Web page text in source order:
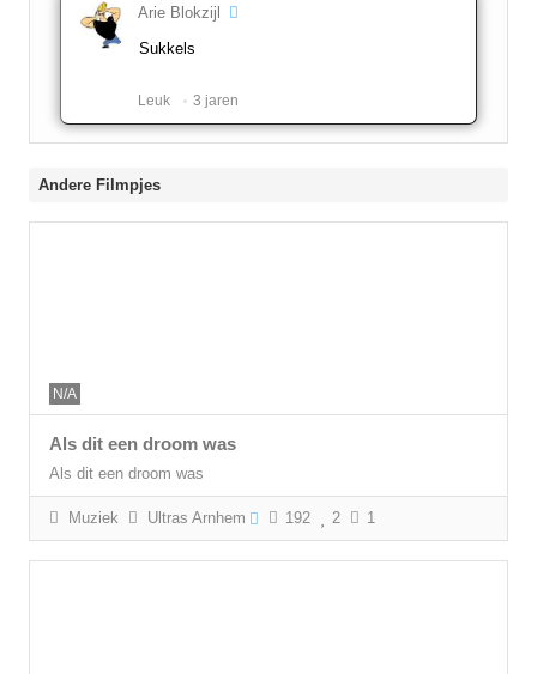
Arie Blokzijl
Sukkels
Leuk ️ 3 jaren
Andere Filmpjes
N/A
Als dit een droom was
Als dit een droom was
Muziek Ultras Arnhem 192 2 1